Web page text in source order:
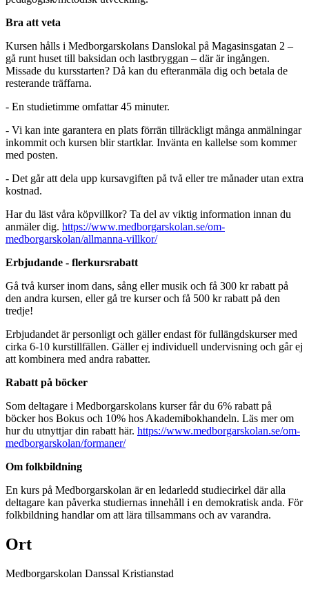
Bra att veta
Kursen hålls i Medborgarskolans Danslokal på Magasinsgatan 2 –
gå runt huset till baksidan och lastbryggan – där är ingången.
Missade du kursstarten? Då kan du efteranmäla dig och betala de
resterande träffarna.
- En studietimme omfattar 45 minuter.
- Vi kan inte garantera en plats förrän tillräckligt många anmälningar
inkommit och kursen blir startklar. Invänta en kallelse som kommer
med posten.
- Det går att dela upp kursavgiften på två eller tre månader utan extra
kostnad.
Har du läst våra köpvillkor? Ta del av viktig information innan du
anmäler dig. https://www.medborgarskolan.se/om-
medborgarskolan/allmanna-villkor/
Erbjudande - flerkursrabatt
Gå två kurser inom dans, sång eller musik och få 300 kr rabatt på
den andra kursen, eller gå tre kurser och få 500 kr rabatt på den
tredje!
Erbjudandet är personligt och gäller endast för fullängdskurser med
cirka 6-10 kurstillfällen. Gäller ej individuell undervisning och går ej
att kombinera med andra rabatter.
Rabatt på böcker
Som deltagare i Medborgarskolans kurser får du 6% rabatt på
böcker hos Bokus och 10% hos Akademibokhandeln. Läs mer om
hur du utnyttjar din rabatt här. https://www.medborgarskolan.se/om-
medborgarskolan/formaner/
Om folkbildning
En kurs på Medborgarskolan är en ledarledd studiecirkel där alla
deltagare kan påverka studiernas innehåll i en demokratisk anda. För
folkbildning handlar om att lära tillsammans och av varandra.
Ort
Medborgarskolan Danssal Kristianstad